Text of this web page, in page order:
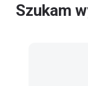
Szukam